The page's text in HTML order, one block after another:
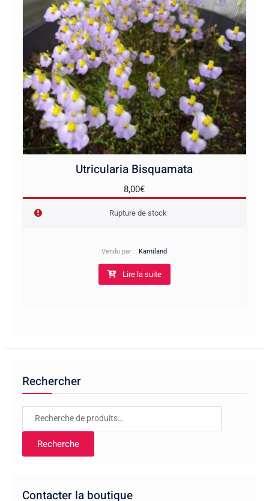
Utricularia Bisquamata
8,00€
Rupture de stock
Vendu par :Karniland
Lire la suite
Rechercher
Recherche
Recherche
Contacter la boutique